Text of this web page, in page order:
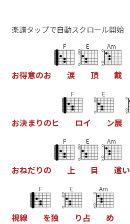
楽譜タップで自動スクロール開始
お得意のお
F
涙
E
頂
Am
戴
お決まりのヒ
F
ロイ
E
ン展
おねだりの
F
上
E
目
Am
遣い
視線
F
を独
E
り 占
Am
め